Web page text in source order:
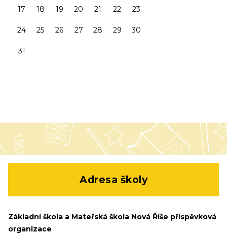
17 18 19 20 21 22 23
24 25 26 27 28 29 30
31
Adresa školy
Základní škola a Mateřská škola Nová Říše příspěvková
organizace